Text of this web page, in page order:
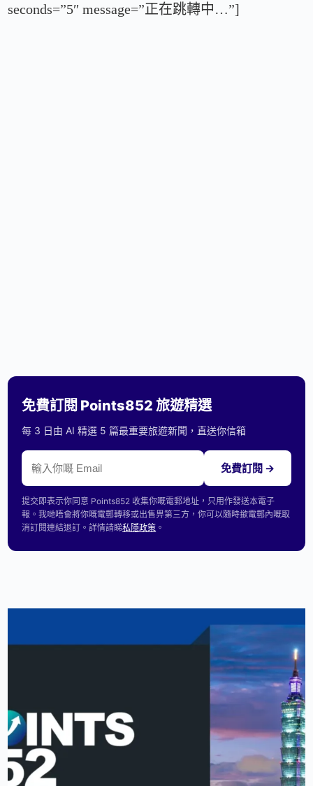
seconds=”5″ message=”正在跳轉中…”]
免費訂閱 Points852 旅遊精選
每 3 日由 AI 精選 5 篇最重要旅遊新聞，直送你信箱
免費訂閱 →
提交即表示你同意 Points852 收集你嘅電郵地址，只用作發送本電子
報。我哋唔會將你嘅電郵轉移或出售畀第三方，你可以隨時撳電郵內嘅取
消訂閱連結退訂。詳情請睇私隱政策 。